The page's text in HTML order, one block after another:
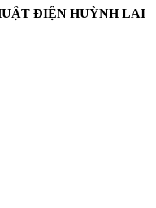
ĐIỆN HUỲNH LAI